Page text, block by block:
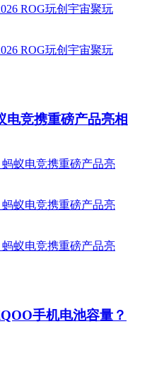
电竞携重磅产品亮相
手机电池容量？